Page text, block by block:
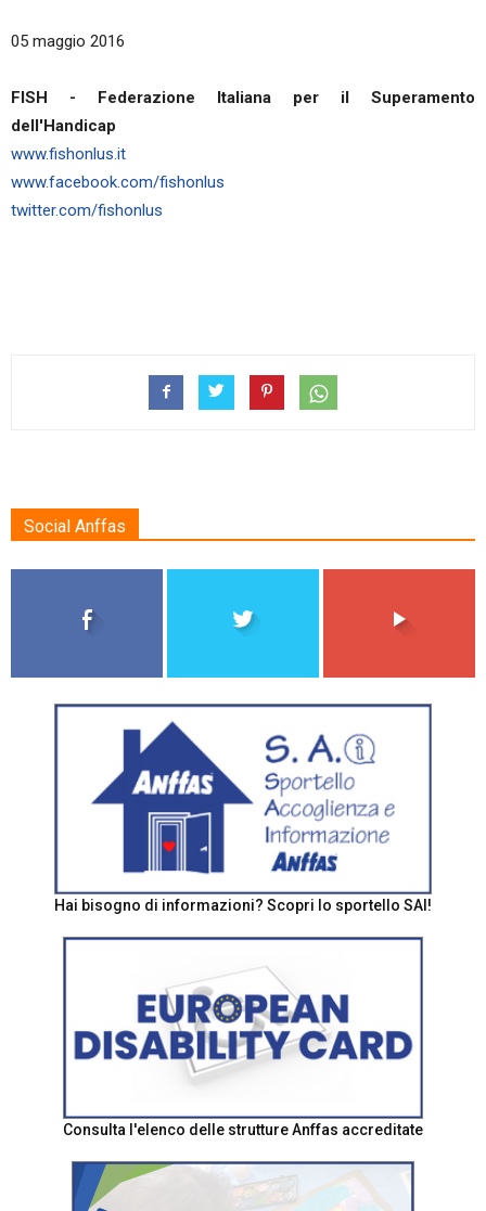
05 maggio 2016
FISH - Federazione Italiana per il Superamento
dell'Handicap
www.fishonlus.it
www.facebook.com/fishonlus
twitter.com/fishonlus
Social Anffas
Hai bisogno di informazioni? Scopri lo sportello SAI!
Consulta l'elenco delle strutture Anffas accreditate